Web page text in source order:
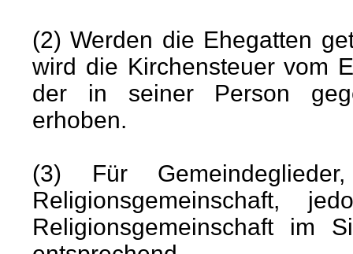
(2) Werden die Ehegatten
wird die Kirchensteuer vom
der in seiner Person
erhoben.
(3) Für
Religionsgemeinschaft,
Religionsgemeinschaft